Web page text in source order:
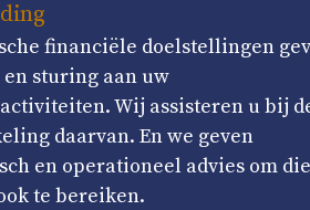
financiële doelstellingen
sturing aan uw
Wij assisteren u bij
daarvan. En we geven
en operationeel advies om die
te bereiken.